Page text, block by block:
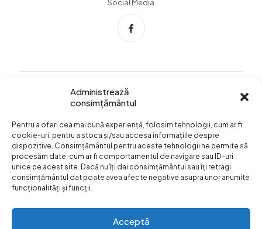
Administrează
consimțământul
Pentru a oferi cea mai bună experiență, folosim tehnologii, cum ar fi
cookie-uri, pentru a stoca și/sau accesa informațiile despre
dispozitive. Consimțământul pentru aceste tehnologii ne permite să
procesăm date, cum ar fi comportamentul de navigare sau ID-uri
unice pe acest site. Dacă nu îți dai consimțământul sau îți retragi
consimțământul dat poate avea afecte negative asupra unor anumite
funcționalități și funcții.
Acceptă
Social Media
Termeni si conditii
Confidentialitatea
datelor
Livrare si plata
Formular retur